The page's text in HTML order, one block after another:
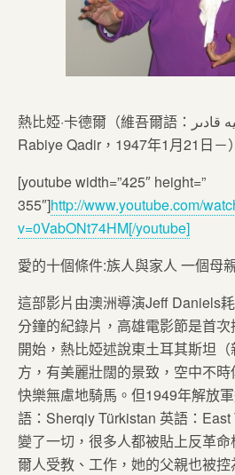
熱比婭·卡德爾（維吾爾語：رابىيە قادىر、拉丁維文：
Rabiye Qadir，1947年1月21日－）
[youtube width=”425″ height=”
355″]http://www.youtube.com/
v=0VabONt74HM[/youtube]
愛的十個條件:族人與家人 一個母
這部影片由澳洲導演Jeff Daniels
分鐘的紀錄片，高雄電影節是首
開始，熱比婭述說東土耳其斯坦
方，有美麗壯闊的景致，空中不
快樂無慮地騎馬。但1949年解放
語：Sherqiy Türkistan 英語：
變了一切，很多人都被貼上反革
爾人受教、工作，她的父親也被